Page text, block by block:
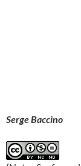
Serge Baccino